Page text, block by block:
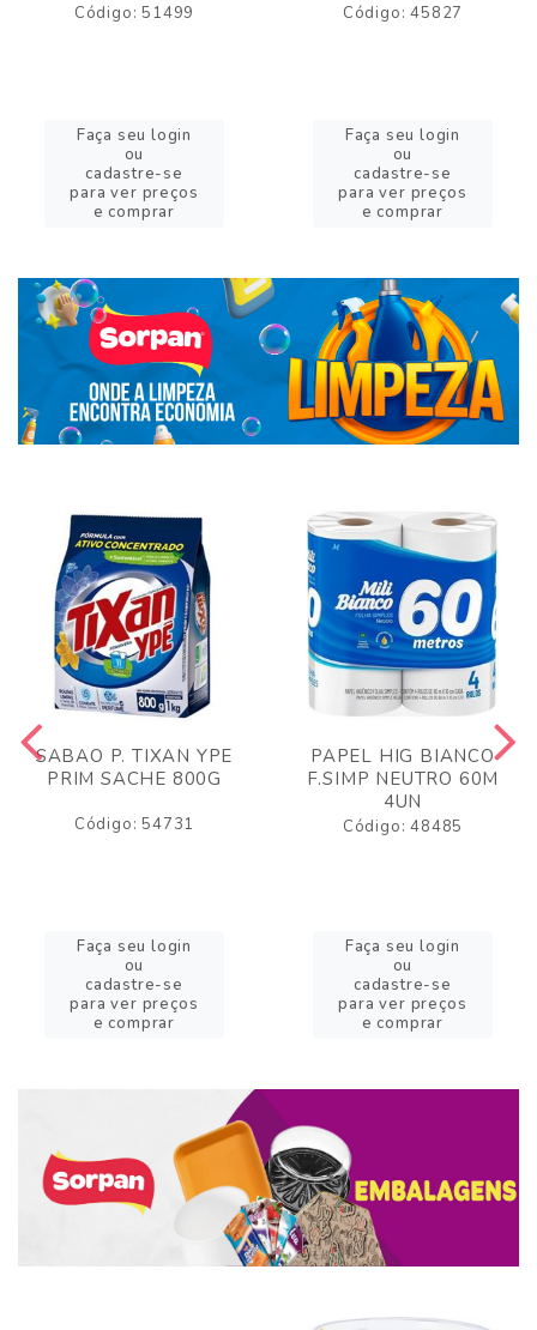
Código: 51499
Faça seu login
ou
cadastre-se
para ver preços
e comprar
Código: 45827
Faça seu login
ou
cadastre-se
para ver preços
e comprar
SABAO P. TIXAN YPE
PRIM SACHE 800G
Código: 54731
Faça seu login
ou
cadastre-se
para ver preços
e comprar
PAPEL HIG BIANCO
F.SIMP NEUTRO 60M
4UN
Código: 48485
Faça seu login
ou
cadastre-se
para ver preços
e comprar